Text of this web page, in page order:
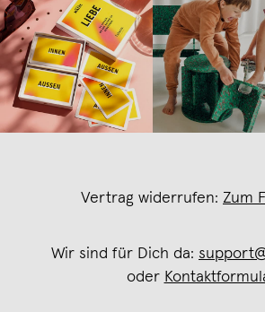
Vertrag widerrufen: Zum
Wir sind für Dich da:
oder